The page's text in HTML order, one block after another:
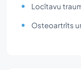
Locītavu
Osteoartrīts